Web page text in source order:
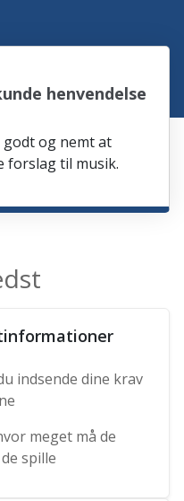
henvendelse
godt og nemt at
forslag til musik.
indsende dine krav
meget må de
spille